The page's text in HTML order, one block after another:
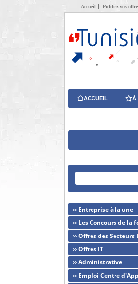
Accueil Publiez vos
ACCUEIL À
›› Entreprise à la une
›› Les Concours de
›› Offres des Secteurs
›› Offres IT
›› Administrative
›› Emploi Centre